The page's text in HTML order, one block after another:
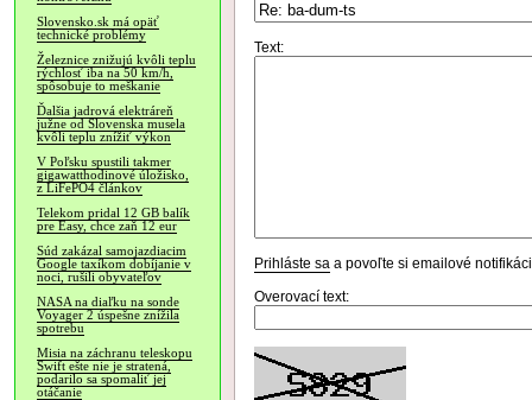
Slovensko.sk má opäť
technické problémy
Železnice znižujú kvôli teplu
rýchlosť iba na 50 km/h,
spôsobuje to meškanie
Ďalšia jadrová elektráreň
južne od Slovenska musela
kvôli teplu znížiť výkon
V Poľsku spustili takmer
gigawatthodinové úložisko,
z LiFePO4 článkov
Telekom pridal 12 GB balík
pre Easy, chce zaň 12 eur
Súd zakázal samojazdiacim
Google taxíkom dobíjanie v
noci, rušili obyvateľov
NASA na diaľku na sonde
Voyager 2 úspešne znížila
spotrebu
Misia na záchranu teleskopu
Swift ešte nie je stratená,
podarilo sa spomaliť jej
otáčanie
Text:
Prihláste sa a povoľte si emailové
Overovací text: